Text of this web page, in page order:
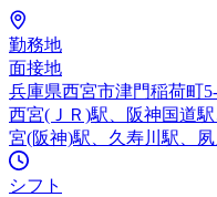
勤務地
面接地
兵庫県西宮市津門稲荷町
西宮(ＪＲ)駅、阪神国道
宮(阪神)駅、久寿川駅、
シフト